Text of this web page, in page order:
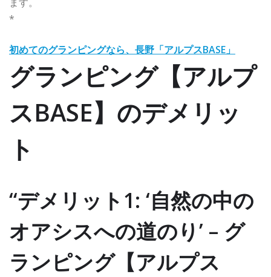
*
初めてのグランピングなら、長野「アルプスBASE」
グランピング【アルプ
スBASE】のデメリッ
ト
“デメリット1: ‘自然の中の
オアシスへの道のり’ – グ
ランピング【アルプス